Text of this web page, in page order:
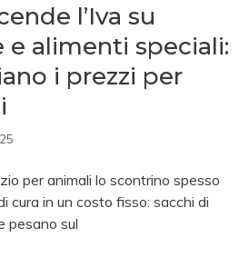
l’Iva su
alimenti speciali:
i prezzi per
per animali lo scontrino spesso
cura in un costo fisso: sacchi di
pesano sul